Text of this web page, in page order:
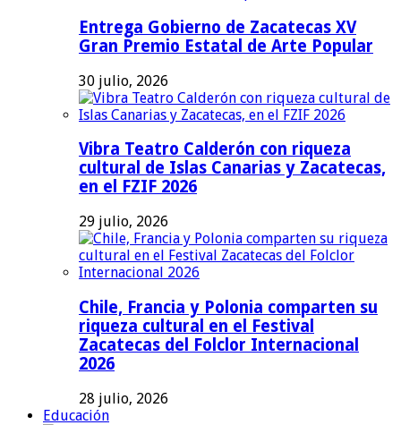
Entrega Gobierno de Zacatecas XV
Gran Premio Estatal de Arte Popular
30 julio, 2026
Vibra Teatro Calderón con riqueza
cultural de Islas Canarias y Zacatecas,
en el FZIF 2026
29 julio, 2026
Chile, Francia y Polonia comparten su
riqueza cultural en el Festival
Zacatecas del Folclor Internacional
2026
28 julio, 2026
Educación